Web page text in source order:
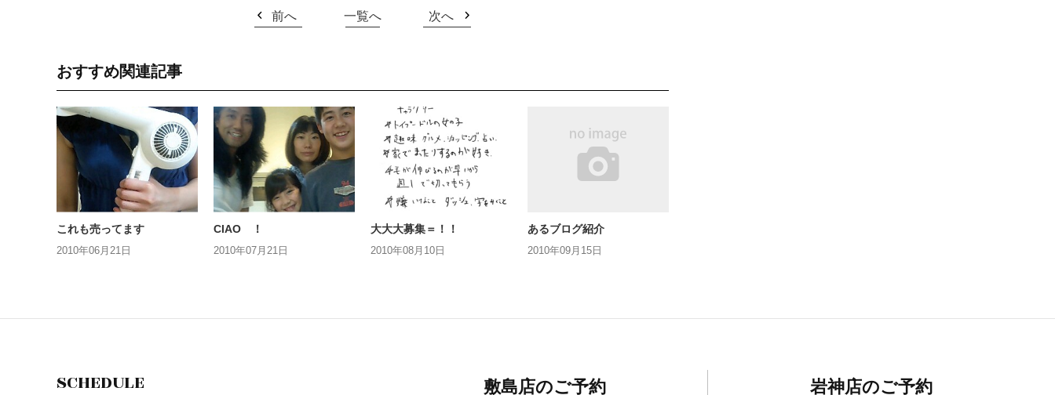
前へ 一覧へ 次へ
おすすめ関連記事
これも売ってます
2010年06月21日
CIAO ！
2010年07月21日
大大大募集＝！！
2010年08月10日
あるブログ紹介
2010年09月15日
SCHEDULE 敷島店のご予約 岩神店のご予約